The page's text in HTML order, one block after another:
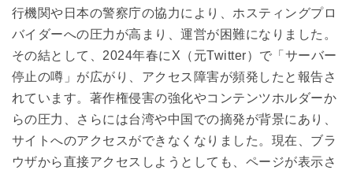
行機関や日本の警察庁の協力により、ホスティングプロ
バイダーへの圧力が高まり、運営が困難になりました。
その結として、2024年春にX（元Twitter）で「サーバー
停止の噂」が広がり、アクセス障害が頻発したと報告さ
れています。著作権侵害の強化やコンテンツホルダーか
らの圧力、さらには台湾や中国での摘発が背景にあり、
サイトへのアクセスができなくなりました。現在、ブラ
ウザから直接アクセスしようとしても、ページが表示さ